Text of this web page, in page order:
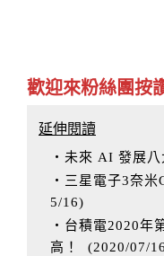
歡迎來粉絲團按
延伸閱讀
‧未來 AI 發展八
‧三星電子3奈米
5/16)
‧台積電2020年
高！
(2020/07/16